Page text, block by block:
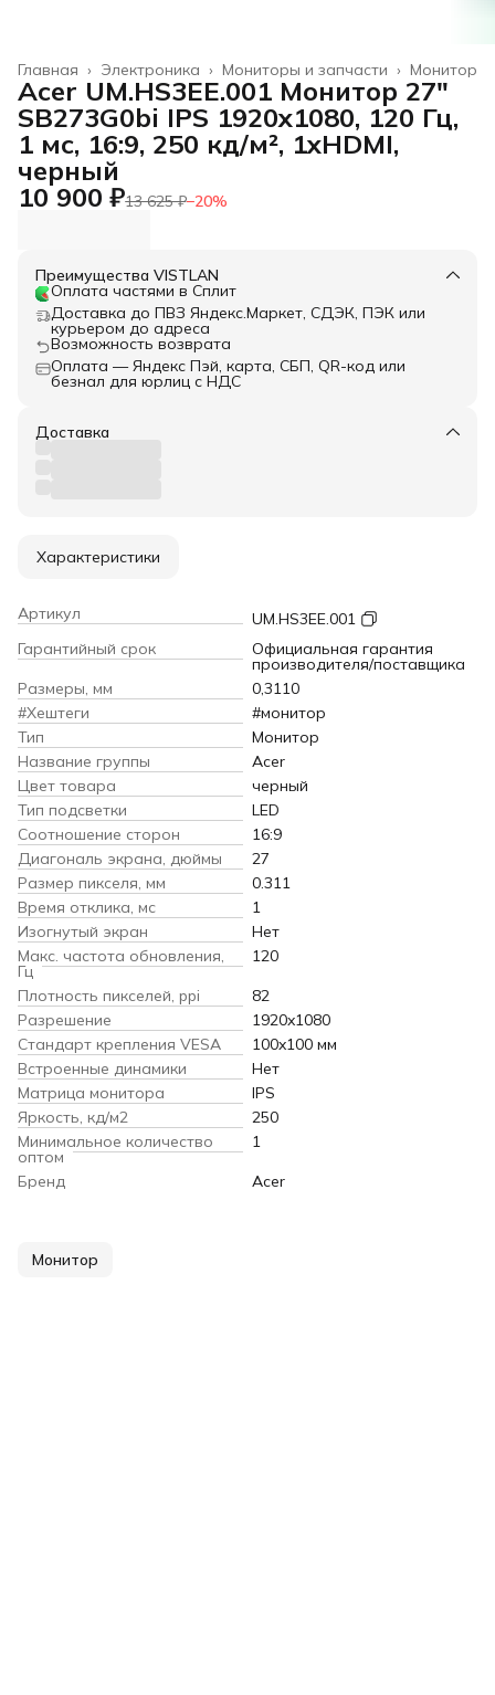
Монитор
Мониторы и запчасти ›
Электроника ›
Главная ›
Acer UM.HS3EE.001 Монитор 27"
SB273G0bi IPS 1920x1080, 120 Гц,
1 мс, 16:9, 250 кд/м², 1xHDMI,
черный
10 900 ₽13 625 ₽−20%
Преимущества VISTLAN
Оплата частями в Сплит
Доставка до ПВЗ Яндекс.Маркет, СДЭК, ПЭК или
курьером до адреса
Возможность возврата
Оплата — Яндекс Пэй, карта, СБП, QR-код или
безнал для юрлиц с НДС
Доставка
Характеристики
Артикул
UM.HS3EE.001
Гарантийный срок
Официальная гарантия
производителя/поставщика
Размеры, мм
0,3110
#Хештеги
#монитор
Тип
Монитор
Название группы
Acer
Цвет товара
черный
Тип подсветки
LED
Соотношение сторон
16:9
Диагональ экрана, дюймы
27
Размер пикселя, мм
0.311
Время отклика, мс
1
Изогнутый экран
Нет
Макс. частота обновления,
Гц
120
Плотность пикселей, ppi
82
Разрешение
1920x1080
Стандарт крепления VESA
100x100 мм
Встроенные динамики
Нет
Матрица монитора
IPS
Яркость, кд/м2
250
Минимальное количество
оптом
1
Бренд
Acer
Монитор